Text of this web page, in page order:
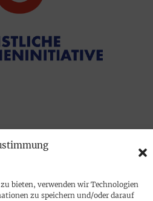
bieten, verwenden wir Technologien
zu speichern und/oder darauf